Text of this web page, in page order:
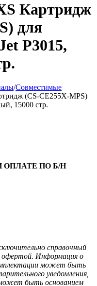
Картридж
для
P3015,
/Совместимые
(CS-CE255X-MPS)
15000 стр.
ОПЛАТЕ ПО Б/Н
справочный
офертой. Информация о
может быть
уведомления,
быть основанием